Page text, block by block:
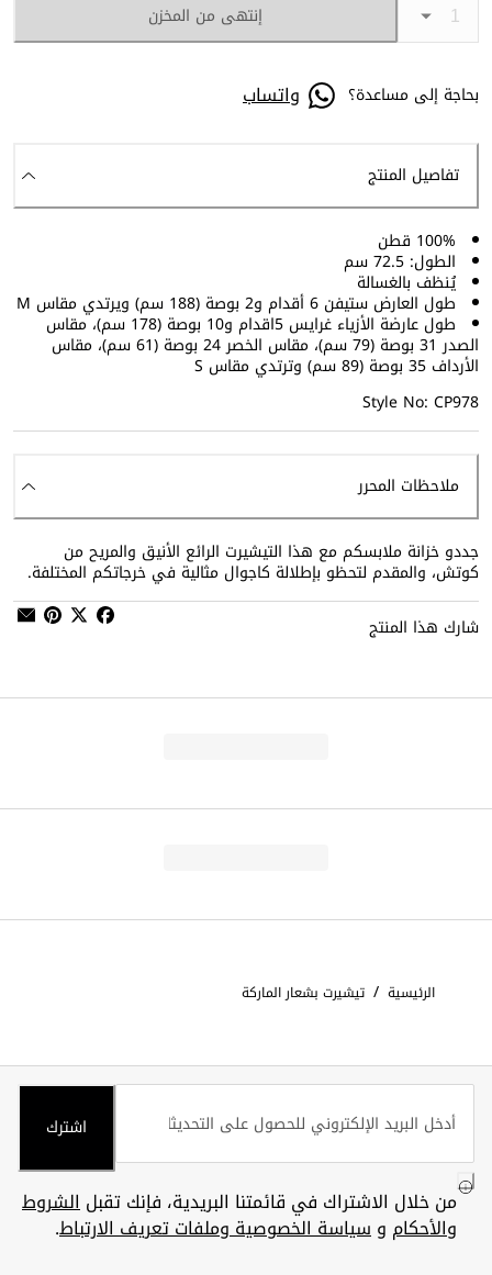
إنتهى من المخزن
بحاجة إلى مساعدة؟ واتساب
تفاصيل المنتج
100% قطن
الطول: 72.5 سم
يُنظف بالغسالة
طول العارض ستيفن 6 أقدام و2 بوصة (188 سم) ويرتدي مقاس M
طول عارضة الأزياء غرايس 5اقدام و10 بوصة (178 سم)، مقاس
الصدر 31 بوصة (79 سم)، مقاس الخصر 24 بوصة (61 سم)، مقاس
الأرداف 35 بوصة (89 سم) وترتدي مقاس S
Style No: CP978
ملاحظات المحرر
جددو خزانة ملابسكم مع هذا التيشيرت الرائع الأنيق والمريح من
كوتش، والمقدم لتحظو بإطلالة كاجوال مثالية في خرجاتكم المختلفة.
شارك هذا المنتج
الرئيسية / تيشيرت بشعار الماركة
اشترك
من خلال الاشتراك في قائمتنا البريدية، فإنك تقبلالشروط
والأحكام وسياسة الخصوصية وملفات تعريف الارتباط.